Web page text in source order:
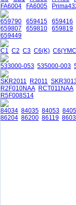
FA6004
FA6005
659790 659415 659416
659807
659810 659819
659449
C1 C2 C3 C6(K)
533000-053 535000-003
SKR2011 R2011
R2F010NAA RCT011NAA
R5F008S14
84034 84035 84053
86204 86200 86119